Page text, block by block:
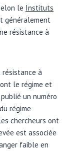
le Instituts
généralement
résistance à
à
le régime et
un numéro
régime
chercheurs ont
est associée
faible en